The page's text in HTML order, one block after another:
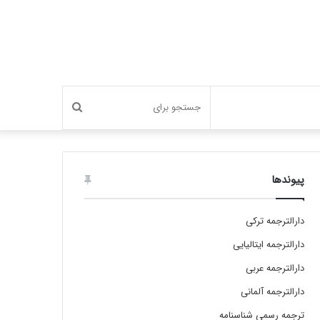
جستجو
برای
پیوندها
دارالترجمه ترکی
دارالترجمه ایتالیایی
دارالترجمه عربی
دارالترجمه آلمانی
ترجمه رسمی شناسنامه